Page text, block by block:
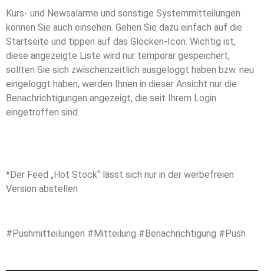
Kurs- und Newsalarme und sonstige Systemmitteilungen
können Sie auch einsehen. Gehen Sie dazu einfach auf die
Startseite und tippen auf das Glocken-Icon. Wichtig ist,
diese angezeigte Liste wird nur temporär gespeichert,
sollten Sie sich zwischenzeitlich ausgeloggt haben bzw. neu
eingeloggt haben, werden Ihnen in dieser Ansicht nur die
Benachrichtigungen angezeigt, die seit Ihrem Login
eingetroffen sind.
*Der Feed „Hot Stock“ lässt sich nur in der werbefreien
Version abstellen
#Pushmitteilungen #Mitteilung #Benachrichtigung #Push